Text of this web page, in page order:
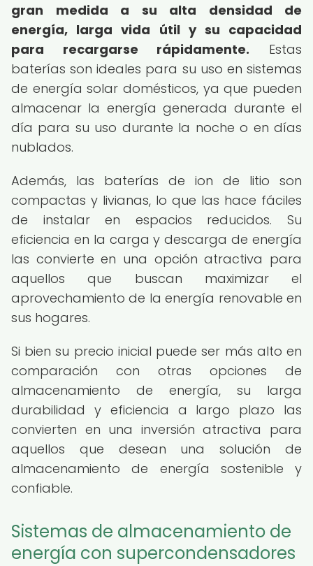
gran medida a su alta densidad de
energía, larga vida útil y su capacidad
para recargarse rápidamente. Estas
baterías son ideales para su uso en sistemas
de energía solar domésticos, ya que pueden
almacenar la energía generada durante el
día para su uso durante la noche o en días
nublados.
Además, las baterías de ion de litio son
compactas y livianas, lo que las hace fáciles
de instalar en espacios reducidos. Su
eficiencia en la carga y descarga de energía
las convierte en una opción atractiva para
aquellos que buscan maximizar el
aprovechamiento de la energía renovable en
sus hogares.
Si bien su precio inicial puede ser más alto en
comparación con otras opciones de
almacenamiento de energía, su larga
durabilidad y eficiencia a largo plazo las
convierten en una inversión atractiva para
aquellos que desean una solución de
almacenamiento de energía sostenible y
confiable.
Sistemas de almacenamiento de
energía con supercondensadores